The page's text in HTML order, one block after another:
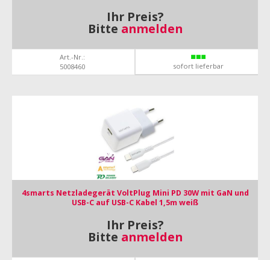
Ihr Preis?
Bitte anmelden
Art.-Nr.:
5008460
sofort lieferbar
4smarts Netzladegerät VoltPlug Mini PD 30W mit GaN und
USB-C auf USB-C Kabel 1,5m weiß
Ihr Preis?
Bitte anmelden